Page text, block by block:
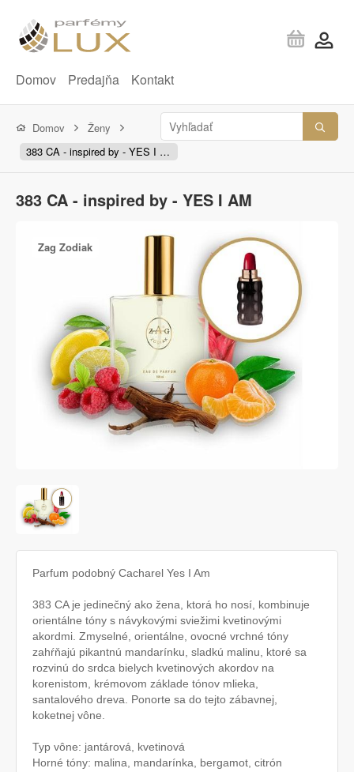
Domov Predajňa Kontakt
Domov
Ženy
383 CA - inspired by - YES I AM
383 CA - inspired by - YES I AM
Zag Zodiak
Parfum podobný Cacharel Yes I Am
383 CA je jedinečný ako žena, ktorá ho nosí, kombinuje
orientálne tóny s návykovými sviežimi kvetinovými
akordmi. Zmyselné, orientálne, ovocné vrchné tóny
zahŕňajú pikantnú mandarínku, sladkú malinu, ktoré sa
rozvinú do srdca bielych kvetinových akordov na
korenistom, krémovom základe tónov mlieka,
santalového dreva. Ponorte sa do tejto zábavnej,
koketnej vône.
Typ vône: jantárová, kvetinová
Horné tóny: malina, mandarínka, bergamot, citrón